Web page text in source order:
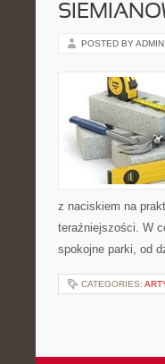
POSTED BY ADMIN
z naciskiem na
teraźniejszości. W
spokojne parki, od
CATEGORIES: